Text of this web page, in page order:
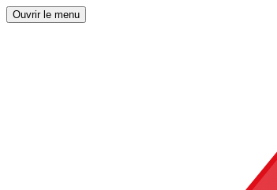
Ouvrir le menu